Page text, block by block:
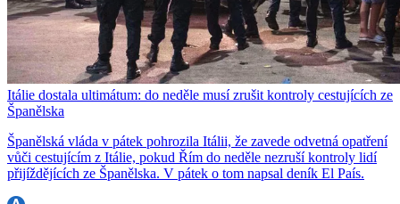
Itálie dostala ultimátum: do neděle musí zrušit kontroly cestujících ze
Španělska
Španělská vláda v pátek pohrozila Itálii, že zavede odvetná opatření
vůči cestujícím z Itálie, pokud Řím do neděle nezruší kontroly lidí
přijíždějících ze Španělska. V pátek o tom napsal deník El País.